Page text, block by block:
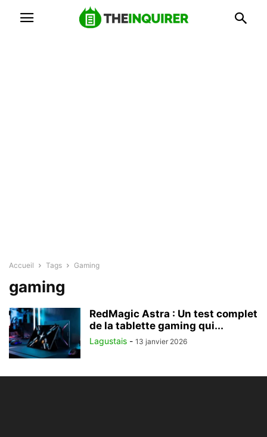
Accueil Tags Gaming
gaming
RedMagic Astra : Un test complet
de la tablette gaming qui...
Lagustais - 13 janvier 2026